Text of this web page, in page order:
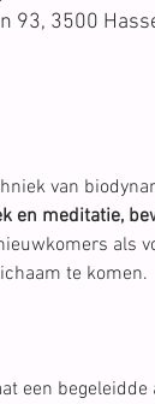
93, 3500
van
en meditatie,
als
te komen.
een